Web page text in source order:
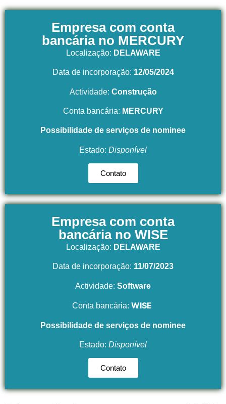
Empresa com conta
bancária no MERCURY
Localização: DELAWARE
Data de incorporação: 12/05/2024
Actividade: Construção
Conta bancária: MERCURY
Possibilidade de serviços de nominee
Estado: Disponível
Contato
Empresa com conta
bancária no WISE
Localização: DELAWARE
Data de incorporação: 11/07/2023
Actividade: Software
Conta bancária: WISE
Possibilidade de serviços de nominee
Estado: Disponível
Contato